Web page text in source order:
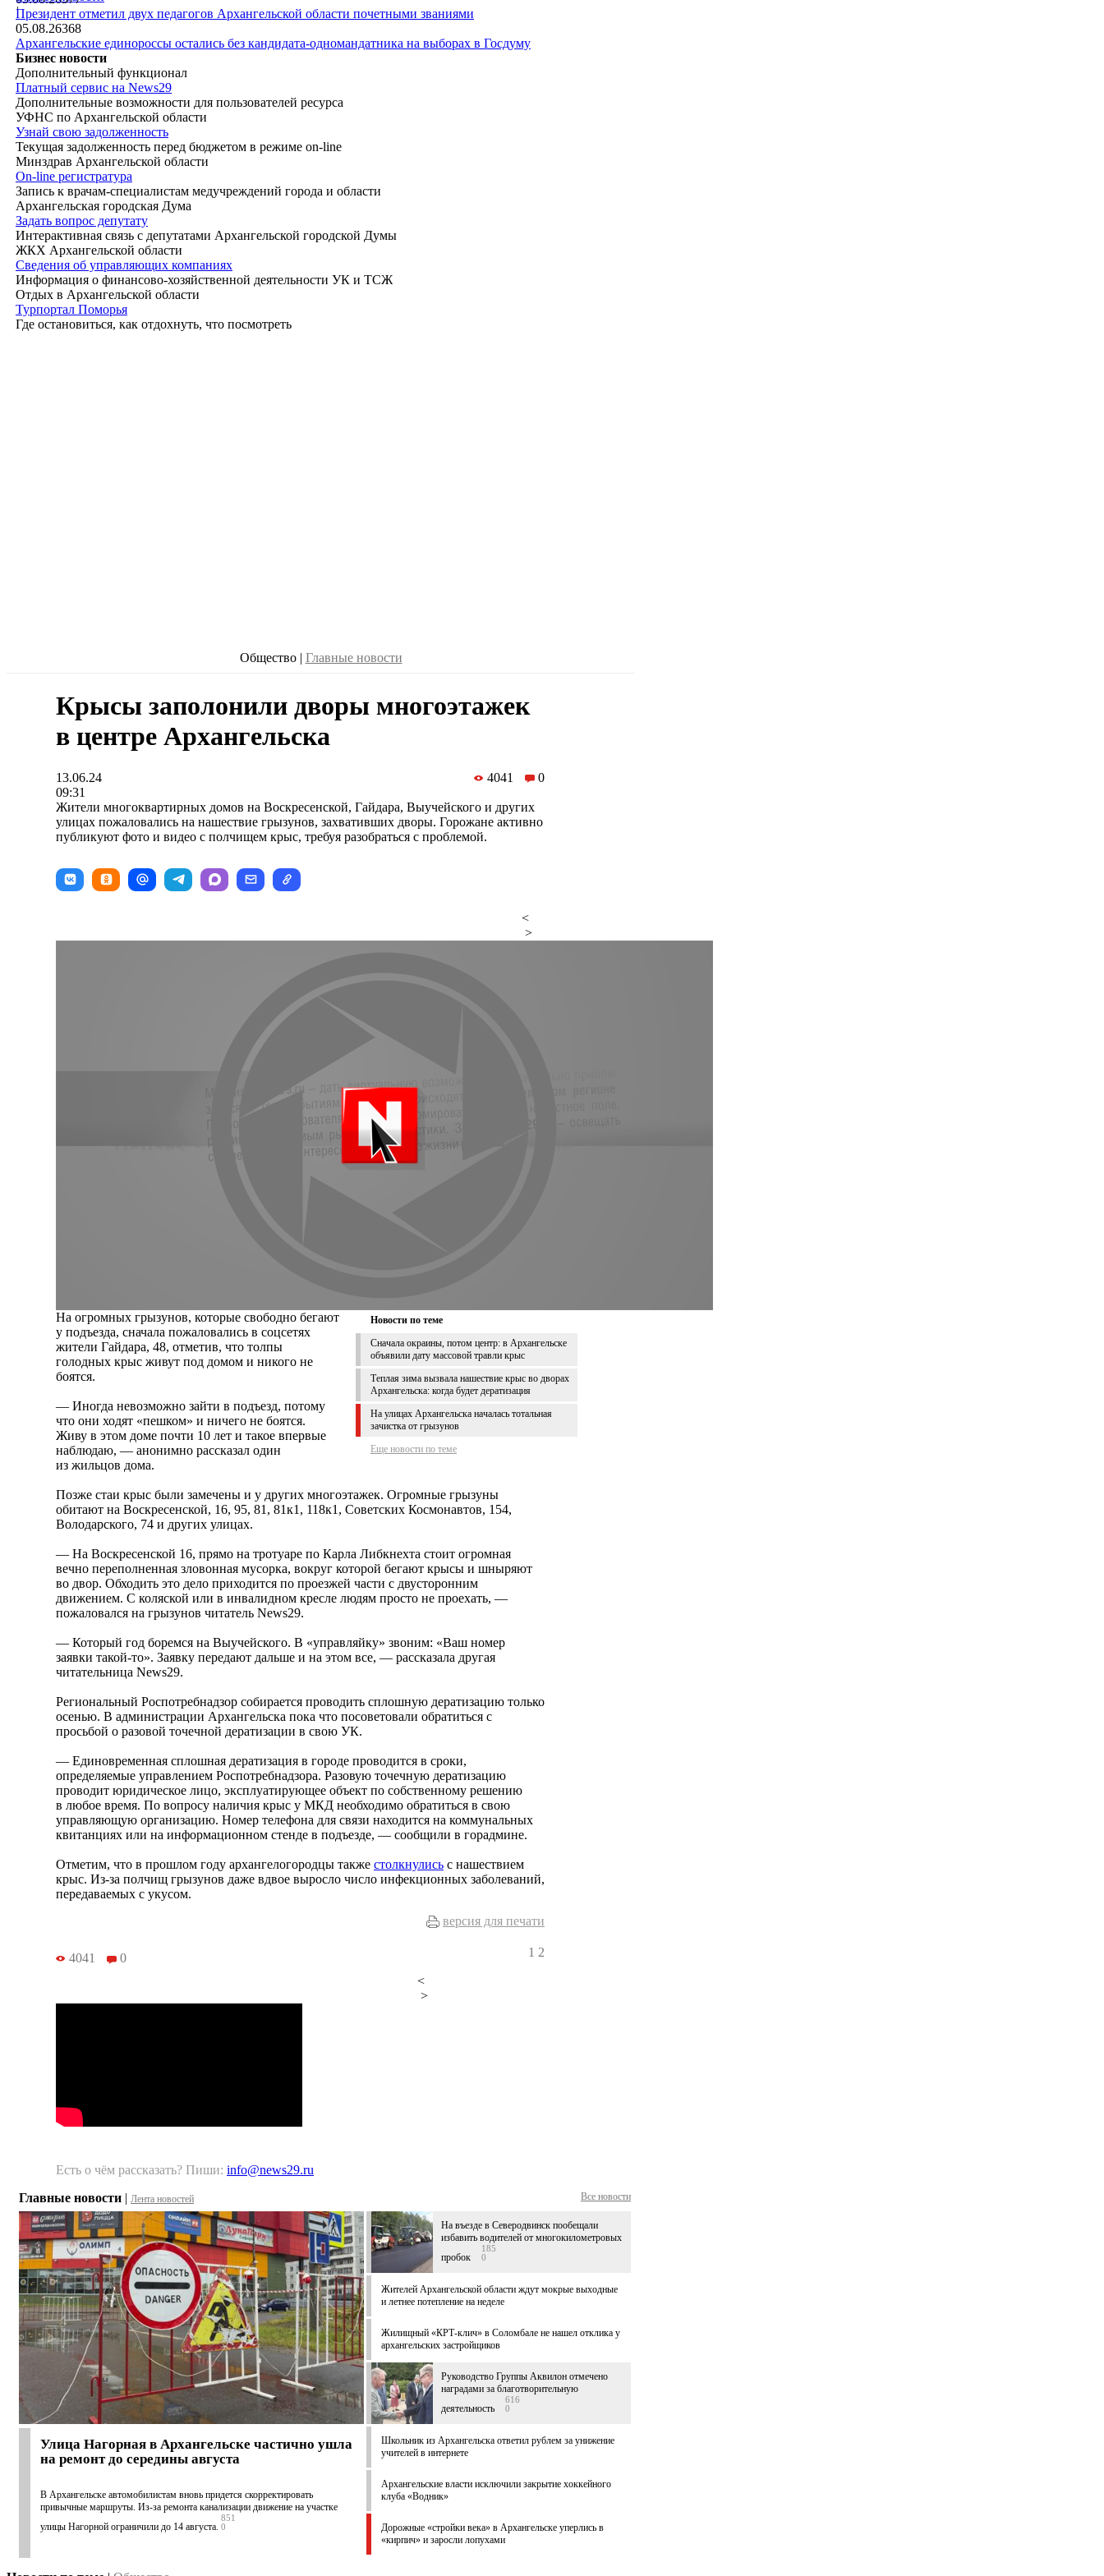
|
Президент отметил двух педагогов Архангельской области почетными званиями
05.08.26368
Архангельские единороссы остались без кандидата-одномандатника на выборах в Госдуму
Бизнес новости
Дополнительный функционал
Платный сервис на News29
Дополнительные возможности для пользователей ресурса
УФНС по Архангельской области
Узнай свою задолженность
Текущая задолженность перед бюджетом в режиме on-line
Минздрав Архангельской области
On-line регистратура
Запись к врачам-специалистам медучреждений города и области
Архангельская городская Дума
Задать вопрос депутату
Интерактивная связь с депутатами Архангельской городской Думы
ЖКХ Архангельской области
Сведения об управляющих компаниях
Информация о финансово-хозяйственной деятельности УК и ТСЖ
Отдых в Архангельской области
Турпортал Поморья
Где остановиться, как отдохнуть, что посмотреть
Общество | Главные новости
Крысы заполонили дворы многоэтажек
в центре Архангельска
13.06.24
09:31
4041 0
Жители многоквартирных домов на Воскресенской, Гайдара, Выучейского и других
улицах пожаловались на нашествие грызунов, захвативших дворы. Горожане активно
публикуют фото и видео с полчищем крыс, требуя разобраться с проблемой.
<
>
Новости по теме
Сначала окраины, потом центр: в Архангельске
объявили дату массовой травли крыс
Теплая зима вызвала нашествие крыс во дворах
Архангельска: когда будет дератизация
На улицах Архангельска началась тотальная
зачистка от грызунов
Еще новости по теме
На огромных грызунов, которые свободно бегают
у подъезда, сначала пожаловались в соцсетях
жители Гайдара, 48, отметив, что толпы
голодных крыс живут под домом и никого не
боятся.
— Иногда невозможно зайти в подъезд, потому
что они ходят «пешком» и ничего не боятся.
Живу в этом доме почти 10 лет и такое впервые
наблюдаю, — анонимно рассказал один
из жильцов дома.
Позже стаи крыс были замечены и у других многоэтажек. Огромные грызуны
обитают на Воскресенской, 16, 95, 81, 81к1, 118к1, Советских Космонавтов, 154,
Володарского, 74 и других улицах.
— На Воскресенской 16, прямо на тротуаре по Карла Либкнехта стоит огромная
вечно переполненная зловонная мусорка, вокруг которой бегают крысы и шныряют
во двор. Обходить это дело приходится по проезжей части с двусторонним
движением. С коляской или в инвалидном кресле людям просто не проехать, —
пожаловался на грызунов читатель News29.
— Который год боремся на Выучейского. В «управляйку» звоним: «Ваш номер
заявки такой-то». Заявку передают дальше и на этом все, — рассказала другая
читательница News29.
Региональный Роспотребнадзор собирается проводить сплошную дератизацию только
осенью. В администрации Архангельска пока что посоветовали обратиться с
просьбой о разовой точечной дератизации в свою УК.
— Единовременная сплошная дератизация в городе проводится в сроки,
определяемые управлением Роспотребнадзора. Разовую точечную дератизацию
проводит юридическое лицо, эксплуатирующее объект по собственному решению
в любое время. По вопросу наличия крыс у МКД необходимо обратиться в свою
управляющую организацию. Номер телефона для связи находится на коммунальных
квитанциях или на информационном стенде в подъезде, — сообщили в горадмине.
Отметим, что в прошлом году архангелогородцы также столкнулись с нашествием
крыс. Из-за полчищ грызунов даже вдвое выросло число инфекционных заболеваний,
передаваемых с укусом.
версия для печати
4041 0 1 2
<
>
Есть о чём рассказать? Пиши: info@news29.ru
Главные новости | Лента новостей Все новости
Улица Нагорная в Архангельске частично ушла
на ремонт до середины августа
В Архангельске автомобилистам вновь придется скорректировать
привычные маршруты. Из-за ремонта канализации движение на участке
улицы Нагорной ограничили до 14 августа.
851
0
На въезде в Северодвинск пообещали
избавить водителей от многокилометровых
пробок
185
0
Жителей Архангельской области ждут мокрые выходные
и летнее потепление на неделе
Жилищный «КРТ-клич» в Соломбале не нашел отклика у
архангельских застройщиков
Руководство Группы Аквилон отмечено
наградами за благотворительную
деятельность
616
0
Школьник из Архангельска ответил рублем за унижение
учителей в интернете
Архангельские власти исключили закрытие хоккейного
клуба «Водник»
Дорожные «стройки века» в Архангельске уперлись в
«кирпич» и заросли лопухами